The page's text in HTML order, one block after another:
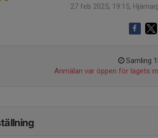
27 feb 2025, 19:15,
Samling
Anmälan var öppen för lagets